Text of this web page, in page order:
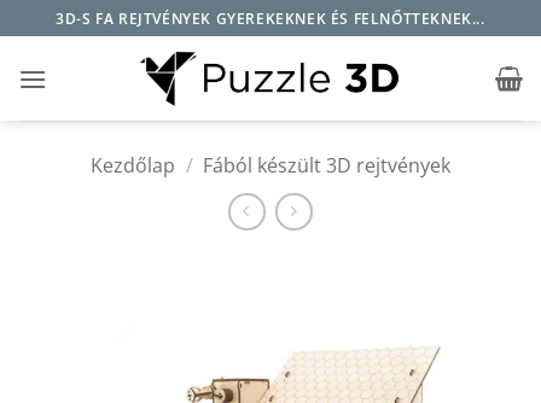
to
content
3D-S FA REJTVÉNYEK GYEREKEKNEK ÉS FELNŐTTEKNEK...
Kezdőlap / Fából készült 3D rejtvények